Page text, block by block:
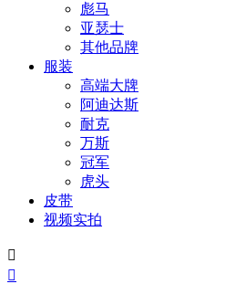
彪马
亚瑟士
其他品牌
服装
高端大牌
阿迪达斯
耐克
万斯
冠军
虎头
皮带
视频实拍

